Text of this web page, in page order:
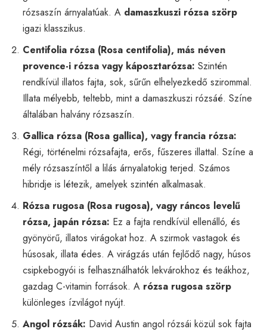
rózsaszín árnyalatúak. A damaszkuszi rózsa szörp
igazi klasszikus.
Centifolia rózsa (Rosa centifolia), más néven
provence-i rózsa vagy káposztarózsa: Szintén
rendkívül illatos fajta, sok, sűrűn elhelyezkedő szirommal.
Illata mélyebb, teltebb, mint a damaszkuszi rózsáé. Színe
általában halvány rózsaszín.
Gallica rózsa (Rosa gallica), vagy francia rózsa:
Régi, történelmi rózsafajta, erős, fűszeres illattal. Színe a
mély rózsaszíntől a lilás árnyalatokig terjed. Számos
hibridje is létezik, amelyek szintén alkalmasak.
Rózsa rugosa (Rosa rugosa), vagy ráncos levelű
rózsa, japán rózsa: Ez a fajta rendkívül ellenálló, és
gyönyörű, illatos virágokat hoz. A szirmok vastagok és
húsosak, illata édes. A virágzás után fejlődő nagy, húsos
csipkebogyói is felhasználhatók lekvárokhoz és teákhoz,
gazdag C-vitamin források. A rózsa rugosa szörp
különleges ízvilágot nyújt.
Angol rózsák: David Austin angol rózsái közül sok fajta